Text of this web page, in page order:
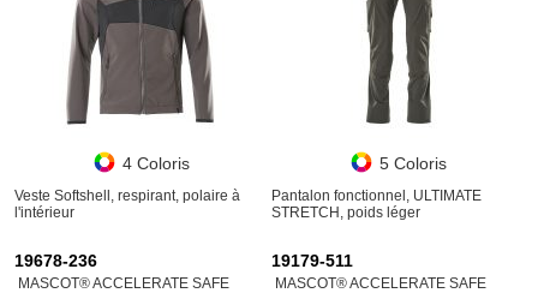
4 Coloris
Veste Softshell, respirant, polaire à
l'intérieur
5 Coloris
Pantalon fonctionnel, ULTIMATE
STRETCH, poids léger
19678-236
MASCOT® ACCELERATE SAFE
19179-511
MASCOT® ACCELERATE SAFE